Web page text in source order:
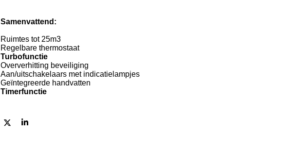
Samenvattend:
Ruimtes tot 25m3
Regelbare thermostaat
Turbofunctie
Oververhitting beveiliging
Aan/uitschakelaars met indicatielampjes
Geïntegreerde handvatten
Timerfunctie
S
S